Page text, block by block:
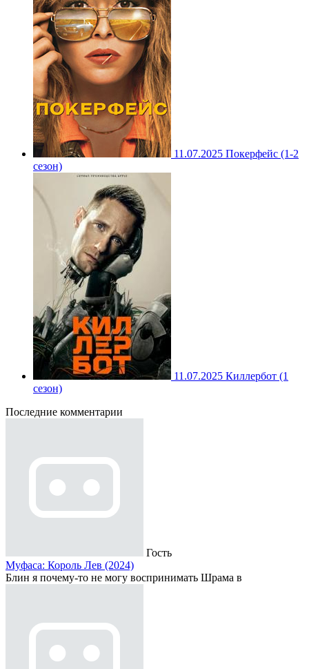
11.07.2025 Покерфейс (1-2
сезон)
11.07.2025 Киллербот (1
сезон)
Последние комментарии
Гость
Муфаса: Король Лев (2024)
Блин я почему-то не могу воспринимать Шрама в